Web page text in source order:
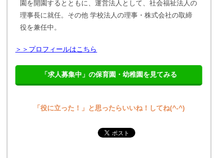
園を開園するとともに、運営法人として、社会福祉法人の
理事長に就任。その他 学校法人の理事・株式会社の取締
役を兼任中。
＞＞プロフィールはこちら
「求人募集中」の保育園・幼稚園を見てみる
「役に立った！」と思ったらいいね！してね(^-^)